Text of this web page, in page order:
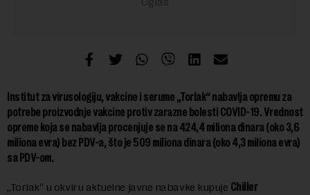
Institut za virusologiju, vakcine i serume „Torlak“ nabavlja opremu za
potrebe proizvodnje vakcine protiv zarazne bolesti COVID-19. Vrednost
opreme koja se nabavlja procenjuje se na 424,4 miliona dinara (oko 3,6
miliona evra) bez PDV-a, što je 509 miliona dinara (oko 4,3 miliona evra)
sa PDV-om.
„Torlak“ u okviru aktuelne javne nabavke kupuje Chiller